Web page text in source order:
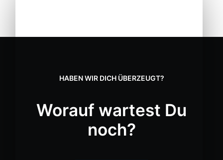
40 Jahre Erfahrung im SHK Handwerk
HABEN WIR DICH ÜBERZEUGT?
Worauf wartest Du
noch?